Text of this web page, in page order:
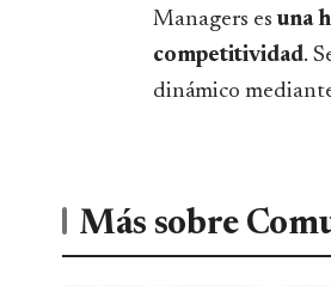
Managers esuna
competitividad.
dinámico
Más sobre